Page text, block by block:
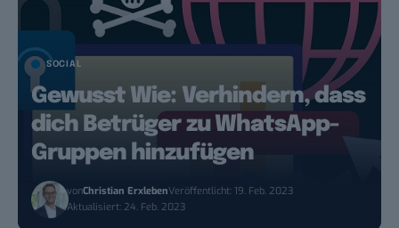
SOCIAL
Gewusst Wie: Verhindern, dass
dich Betrüger zu WhatsApp-
Gruppen hinzufügen
vonChristian ErxlebenVeröffentlicht: 19. Feb. 2023
Aktualisiert: 24. Feb. 2023